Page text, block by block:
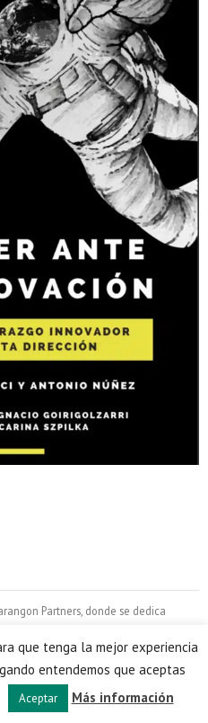
Partners, donde se dedica
de Directivos.
que tenga la mejor experiencia
entendemos que aceptas
Aceptar Más información